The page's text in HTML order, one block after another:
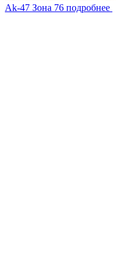
Ak-47 Зона 76 подробнее